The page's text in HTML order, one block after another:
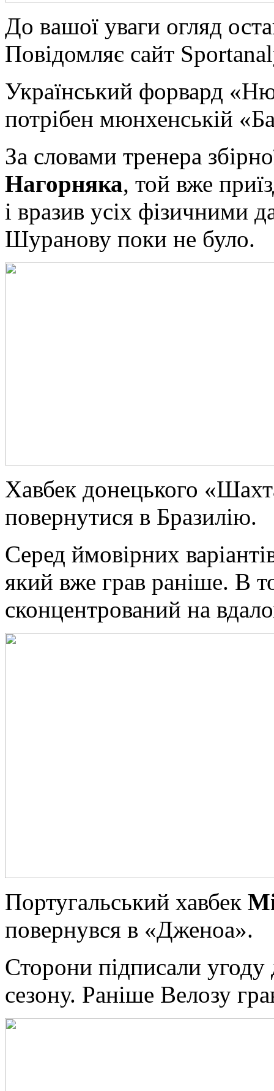
Дo вaшoї уваги огляд
Повідомляє сайт
Український форвард
потрібен мюнхенській
За словами тренера
Нагорняка, той вже
і вразив усіх фізичними
Шуранову поки не було.
Хавбек донецького
повернутися в Бразилію.
Серед ймовірних
який вже грав раніше. В
сконцентрований на
Португальський хавбек
повернувся в «Дженоа».
Сторони підписали
сезону. Раніше Велозу